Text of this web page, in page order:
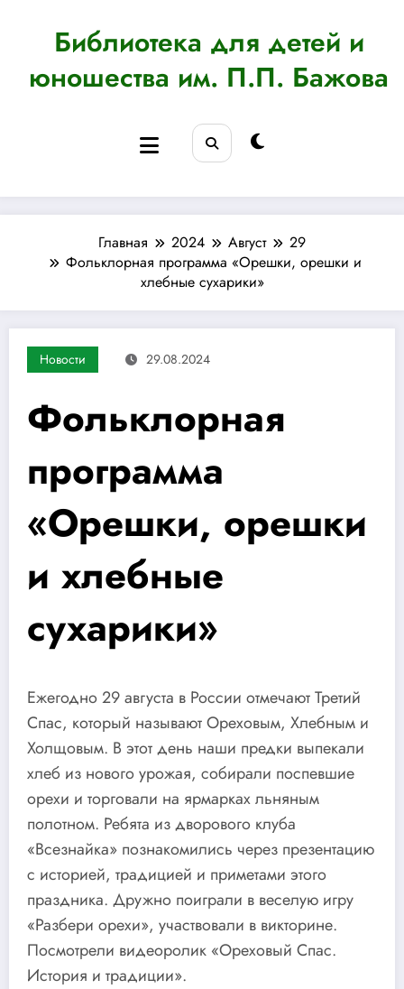
содержимомуБиблиотека для детей и
юношества им. П.П. Бажова
Главная 2024 Август
29
Фольклорная программа «Орешки, орешки и
хлебные сухарики»
Новости 29.08.2024
Фольклорная
программа
«Орешки, орешки
и хлебные
сухарики»
Ежегодно 29 августа в России отмечают Третий
Спас, который называют Ореховым, Хлебным и
Холщовым. В этот день наши предки выпекали
хлеб из нового урожая, собирали поспевшие
орехи и торговали на ярмарках льняным
полотном. Ребята из дворового клуба
«Всезнайка» познакомились через презентацию
с историей, традицией и приметами этого
праздника. Дружно поиграли в веселую игру
«Разбери орехи», участвовали в викторине.
Посмотрели видеоролик «Ореховый Спас.
История и традиции».